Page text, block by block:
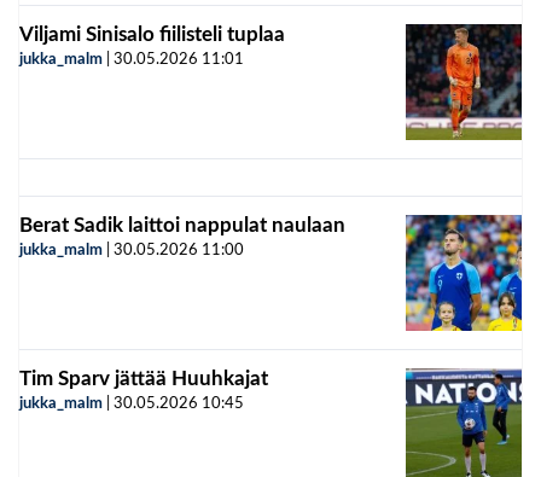
Viljami Sinisalo fiilisteli tuplaa
jukka_malm 30.05.2026 11:01
Berat Sadik laittoi nappulat naulaan
jukka_malm 30.05.2026 11:00
Tim Sparv jättää Huuhkajat
jukka_malm 30.05.2026 10:45